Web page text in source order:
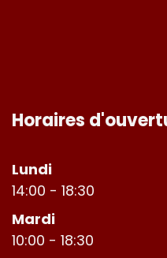
Horaires
Lundi
14:00 - 18:30
Mardi
10:00 - 18:30